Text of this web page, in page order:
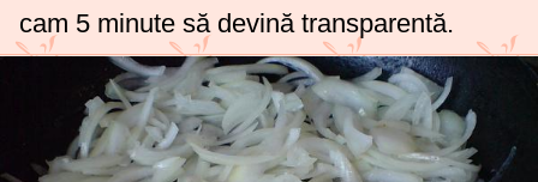
cam 5 minute să devină transparentă.